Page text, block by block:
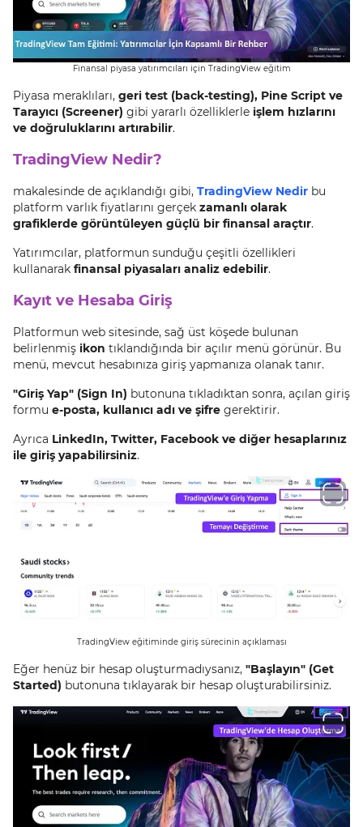
Finansal piyasa yatırımcıları için TradingView eğitim
Piyasa meraklıları, geri test (back-testing), Pine Script ve
Tarayıcı (Screener) gibi yararlı özelliklerle işlem hızlarını
ve doğruluklarını artırabilir.
TradingView Nedir?
makalesinde de açıklandığı gibi, TradingView Nedir bu
platform varlık fiyatlarını gerçek zamanlı olarak
grafiklerde görüntüleyen güçlü bir finansal araçtır.
Yatırımcılar, platformun sunduğu çeşitli özellikleri
kullanarak finansal piyasaları analiz edebilir.
Kayıt ve Hesaba Giriş
Platformun web sitesinde, sağ üst köşede bulunan
belirlenmiş ikon tıklandığında bir açılır menü görünür. Bu
menü, mevcut hesabınıza giriş yapmanıza olanak tanır.
"Giriş Yap" (Sign In) butonuna tıkladıktan sonra, açılan giriş
formu e-posta, kullanıcı adı ve şifre gerektirir.
Ayrıca LinkedIn, Twitter, Facebook ve diğer hesaplarınız
ile giriş yapabilirsiniz.
TradingView eğitiminde giriş sürecinin açıklaması
Eğer henüz bir hesap oluşturmadıysanız, "Başlayın" (Get
Started) butonuna tıklayarak bir hesap oluşturabilirsiniz.